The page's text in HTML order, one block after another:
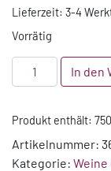
Lieferzeit: 3-4
Vorrätig
Quinta
do
20
year
old
In den
Produkt enthält: 750
Artikelnummer:
Kategorie: Weine